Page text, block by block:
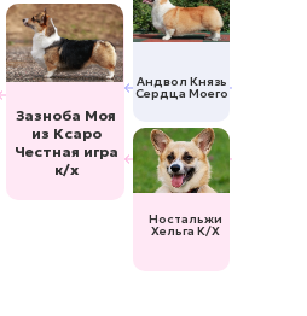
Зазноба Моя
из Ксаро
Честная игра
к/х
Ностальжи
Хельга К/Х
Андвол Князь
Сердца Моего